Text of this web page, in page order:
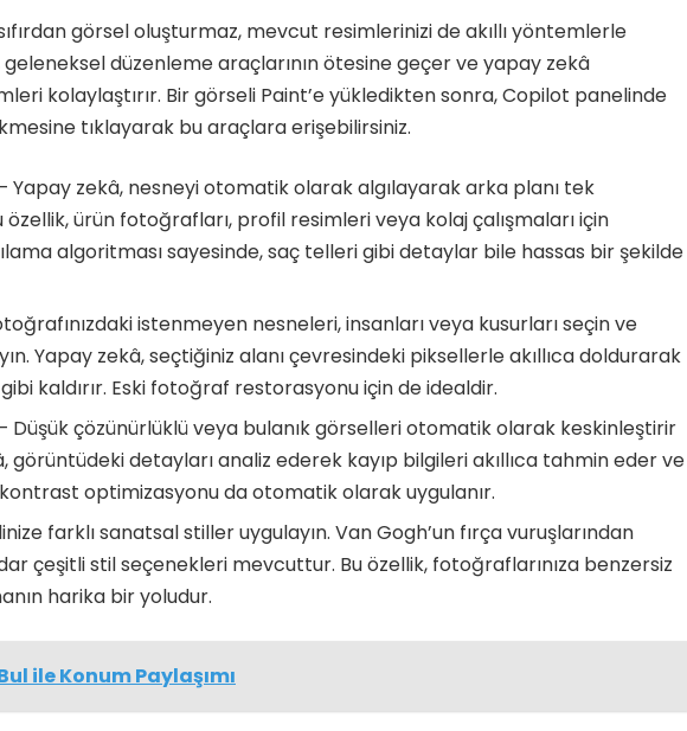
görsel oluşturmaz, mevcut resimlerinizi de akıllı yöntemlerle
düzenleme araçlarının ötesine geçer ve yapay zekâ
kolaylaştırır. Bir görseli Paint’e yükledikten sonra, Copilot panelinde
tıklayarak bu araçlara erişebilirsiniz.
Yapay zekâ, nesneyi otomatik olarak algılayarak arka planı tek
özellik, ürün fotoğrafları, profil resimleri veya kolaj çalışmaları için
algoritması sayesinde, saç telleri gibi detaylar bile hassas bir şekilde
istenmeyen nesneleri, insanları veya kusurları seçin ve
Yapay zekâ, seçtiğiniz alanı çevresindeki piksellerle akıllıca doldurarak
kaldırır. Eski fotoğraf restorasyonu için de idealdir.
Düşük çözünürlüklü veya bulanık görselleri otomatik olarak keskinleştirir
görüntüdeki detayları analiz ederek kayıp bilgileri akıllıca tahmin eder ve
optimizasyonu da otomatik olarak uygulanır.
farklı sanatsal stiller uygulayın. Van Gogh’un fırça vuruşlarından
çeşitli stil seçenekleri mevcuttur. Bu özellik, fotoğraflarınıza benzersiz
harika bir yoludur.
ile Konum Paylaşımı